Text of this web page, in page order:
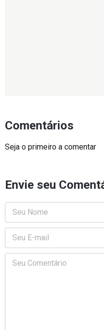
Comentários
Seja o primeiro a comentar
Envie seu